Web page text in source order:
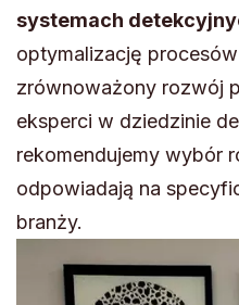
systemach
optymalizację
zrównoważony rozwój
eksperci w dziedzinie
rekomendujemy wybór
odpowiadają na
branży.